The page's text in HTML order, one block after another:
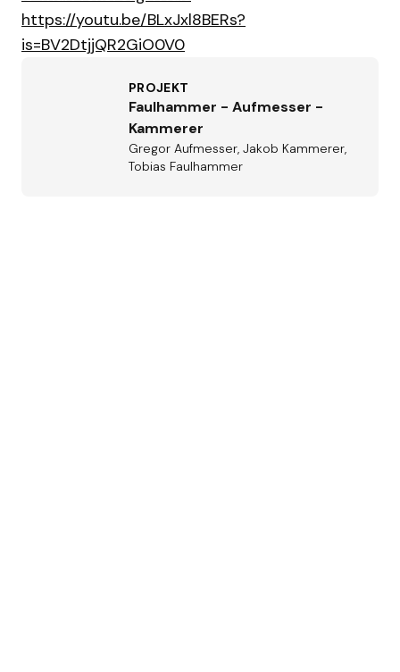
https://youtu.be/BLxJxl8BERs?
is=BV2DtjjQR2GiO0V0
PROJEKT
Faulhammer - Aufmesser -
Kammerer
Gregor Aufmesser, Jakob Kammerer,
Tobias Faulhammer